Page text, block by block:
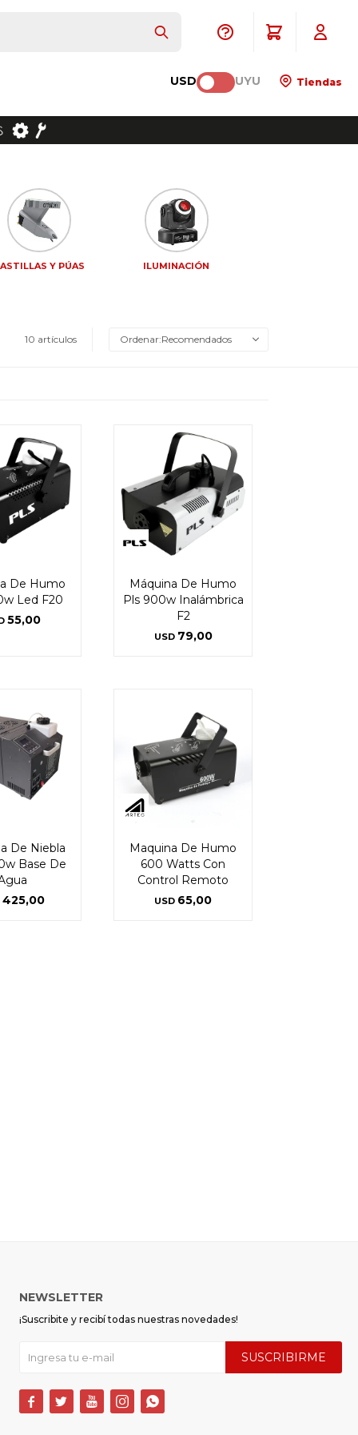
USD UYU Tiendas
Y PÚAS ILUMINACIÓN
10 artículos Recomendados
De Humo
Led F20
55,00
Máquina De Humo
Pls 900w Inalámbrica
F2
USD 79,00
De Niebla
Base De
425,00
Maquina De Humo
600 Watts Con
Control Remoto
USD 65,00
NEWSLETTER
¡Suscribite y recibí todas nuestras novedades!
SUSCRIBIRME
    